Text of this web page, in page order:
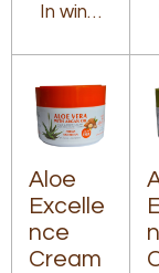
In
Aloe
Excelle
nce
Cream